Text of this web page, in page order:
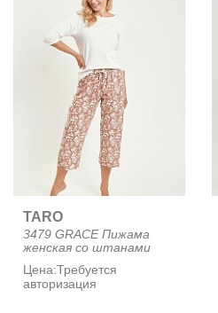
TARO
3479 GRACE Пижама
женская со штанами
Цена:Требуется
авторизация